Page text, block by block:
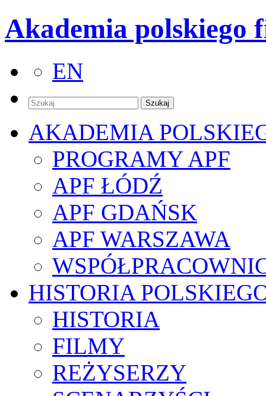
Akademia polskiego
EN
AKADEMIA
PROGRAMY APF
APF ŁÓDŹ
APF GDAŃSK
APF WARSZAWA
HISTORIA
HISTORIA
FILMY
REŻYSERZY